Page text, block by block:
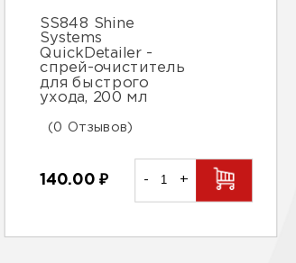
SS848 Shine
Systems
QuickDetailer -
спрей-очиститель
для быстрого
ухода, 200 мл
(0 Отзывов)
140.00₽ - +